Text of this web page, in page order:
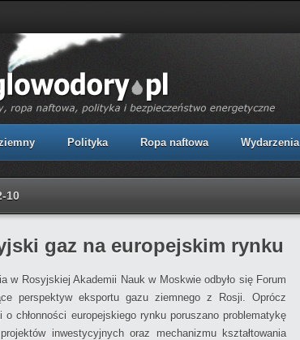
Polityka Ropa naftowa Wydarzenia
10
gaz na europejskim rynku
w Rosyjskiej Akademii Nauk w Moskwie odbyło się Forum
perspektyw eksportu gazu ziemnego z Rosji. Oprócz
o chłonności europejskiego rynku poruszano problematykę
inwestycyjnych oraz mechanizmu kształtowania